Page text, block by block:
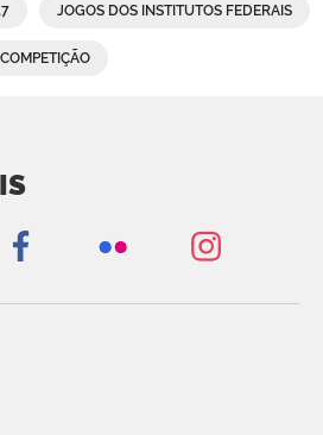
JOGOS DOS INSTITUTOS FEDERAIS
COMPETIÇÃO